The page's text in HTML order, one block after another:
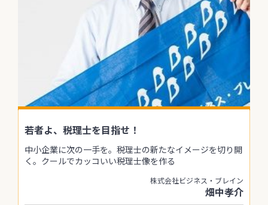
若者よ、税理士を目指せ！
中小企業に次の一手を。税理士の新たなイメージを切り開
く。クールでカッコいい税理士像を作る
株式会社ビジネス・ブレイン
畑中孝介